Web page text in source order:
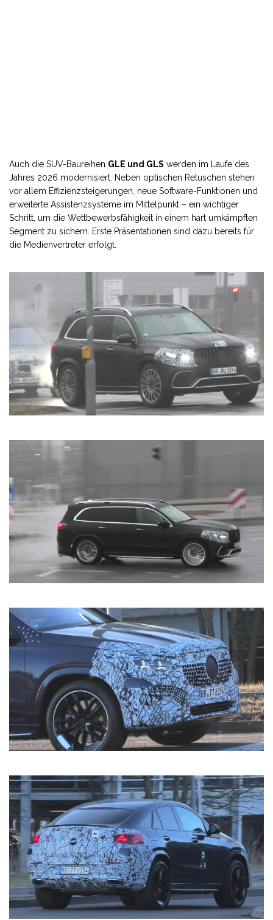
Auch die SUV-Baureihen GLE und GLS werden im Laufe des
Jahres 2026 modernisiert. Neben optischen Retuschen stehen
vor allem Effizienzsteigerungen, neue Software-Funktionen und
erweiterte Assistenzsysteme im Mittelpunkt – ein wichtiger
Schritt, um die Wettbewerbsfähigkeit in einem hart umkämpften
Segment zu sichern. Erste Präsentationen sind dazu bereits für
die Medienvertreter erfolgt.